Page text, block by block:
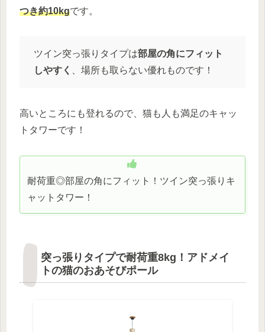
つき約10kgです。
ツイン突っ張りタイプは部屋の角にフィット
しやすく 、場所も取らない優れものです！
高いところにも登れるので、猫も人も満足のキャッ
トタワーです！
耐荷重◎部屋の角にフィット！ツイン突っ張りキ
ャットタワー！
突っ張りタイプで耐荷重8kg！アドメイ
トの猫のおあそびポール